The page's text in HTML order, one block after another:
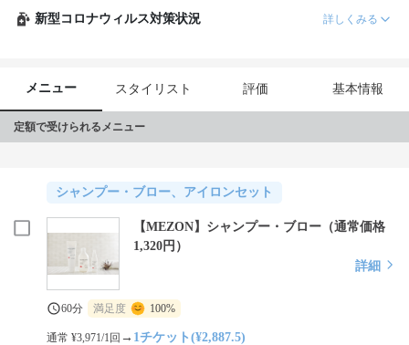
新型コロナウィルス対策状況 詳しくみる
メニュー スタイリスト 評価 基本情報
定額で受けられるメニュー
シャンプー・ブロー、アイロンセット
【MEZON】シャンプー・ブロー（通常価格
1,320円）
詳細
60分 満足度 100%
通常 ¥3,971/1回 → 1チケット(¥2,887.5)